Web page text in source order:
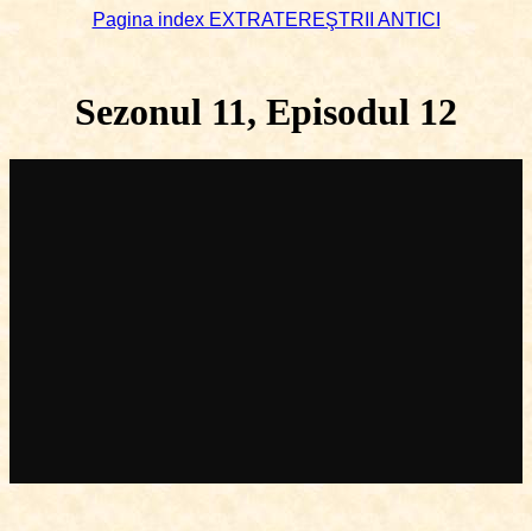
Pagina index EXTRATEREŞTRII ANTICI
Sezonul 11, Episodul 12